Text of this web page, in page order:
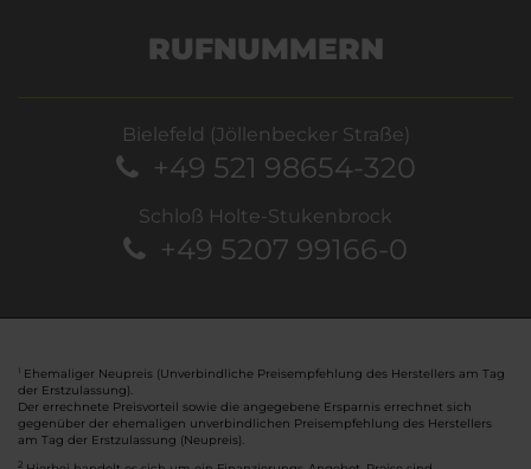
RUFNUMMERN
Bielefeld (Jöllenbecker Straße)
+49 521 98654-320
Schloß Holte-Stukenbrock
+49 5207 99166-0
Ehemaliger Neupreis (Unverbindliche Preisempfehlung des Herstellers am Tag
der Erstzulassung).
Der errechnete Preisvorteil sowie die angegebene Ersparnis errechnet sich
gegenüber der ehemaligen unverbindlichen Preisempfehlung des Herstellers
am Tag der Erstzulassung (Neupreis).
2